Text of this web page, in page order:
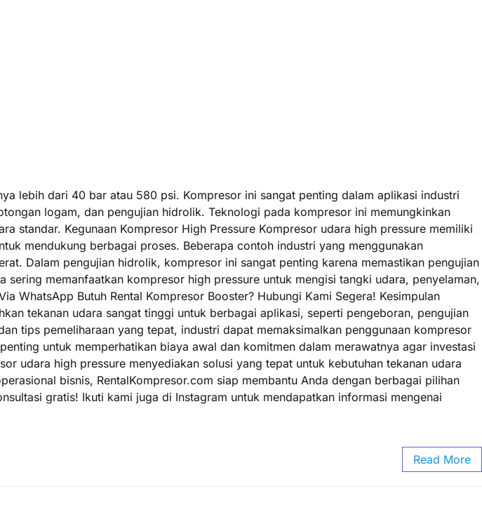
lebih dari 40 bar atau 580 psi. Kompresor ini sangat penting dalam aplikasi industri
logam, dan pengujian hidrolik. Teknologi pada kompresor ini memungkinkan
standar. Kegunaan Kompresor High Pressure Kompresor udara high pressure memiliki
mendukung berbagai proses. Beberapa contoh industri yang menggunakan
Dalam pengujian hidrolik, kompresor ini sangat penting karena memastikan pengujian
memanfaatkan kompresor high pressure untuk mengisi tangki udara, penyelaman,
WhatsApp Butuh Rental Kompresor Booster? Hubungi Kami Segera! Kesimpulan
tekanan udara sangat tinggi untuk berbagai aplikasi, seperti pengeboran, pengujian
tips pemeliharaan yang tepat, industri dapat memaksimalkan penggunaan kompresor
untuk memperhatikan biaya awal dan komitmen dalam merawatnya agar investasi
udara high pressure menyediakan solusi yang tepat untuk kebutuhan tekanan udara
bisnis, RentalKompresor.com siap membantu Anda dengan berbagai pilihan
gratis! Ikuti kami juga di Instagram untuk mendapatkan informasi mengenai
Read More